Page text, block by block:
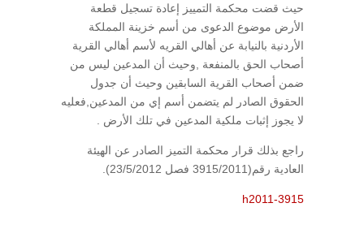
حيث قضت محكمة التمييز إعادة تسجيل قطعة
الأرض موضوع الدعوى من أسم خزينة المملكة
الأردنية بالنيابة عن أهالي القريه لأسم أهالي القرية
أصحاب الحق بالمنفعة ,وحيث أن المدعين ليس من
ضمن أصحاب القرية السابقين وحيث أن جدول
الحقوق الصادر لم يتضمن أسم إي من المدعين,فعليه
لا يجوز إثبات ملكية المدعين في تلك الأرض .
راجع بذلك قرار محكمة التميز الصادر عن الهيئة
العادية رقم(3915/2011 فصل 23/5/2012).
h2011-3915